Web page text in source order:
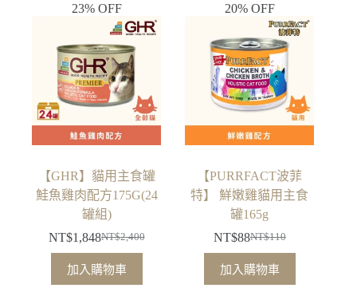
NT$100。
NT$80。
23% OFF
【GHR】貓用主食罐
鮭魚雞肉配方175G(24
罐組)
NT$2,400
始
NT$1,848
前
加入購物車
20% OFF
【PURRFACT波菲
特】 鮮嫩雞貓用主食
罐165g
NT$110
始
NT$88
前
加入購物車